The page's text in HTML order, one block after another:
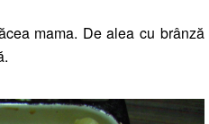
mama. De alea cu brânză